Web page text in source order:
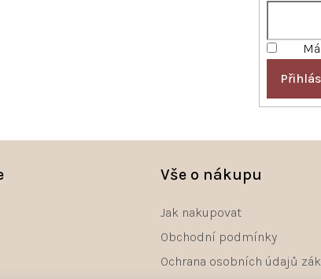
Vše o nákupu
Jak nakupovat
Obchodní podmínky
Ochrana osobních údajů